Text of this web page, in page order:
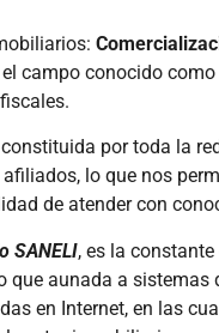
campo conocido
por toda la
lo que nos
de atender con
SANELI, es la
aunada a
en Internet, en las